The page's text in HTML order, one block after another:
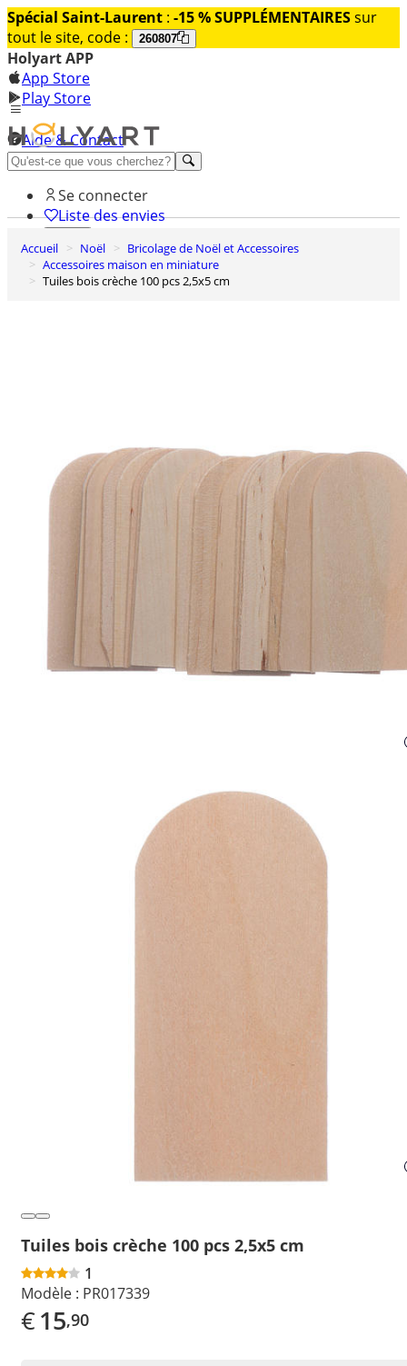
Spécial Saint-Laurent : -15 % SUPPLÉMENTAIRESsur
tout le site, code :
260807
Holyart APP
App Store
Play Store
Aide & Contact
Découvrez Premium
Se connecter
Liste des envies
0
Panier
Accueil Noël
Bricolage de Noël et Accessoires
Accessoires maison en miniature
Tuiles bois crèche 100 pcs 2,5x5 cm
Tuiles bois crèche 100 pcs 2,5x5 cm
1
Modèle : PR017339
€15,90